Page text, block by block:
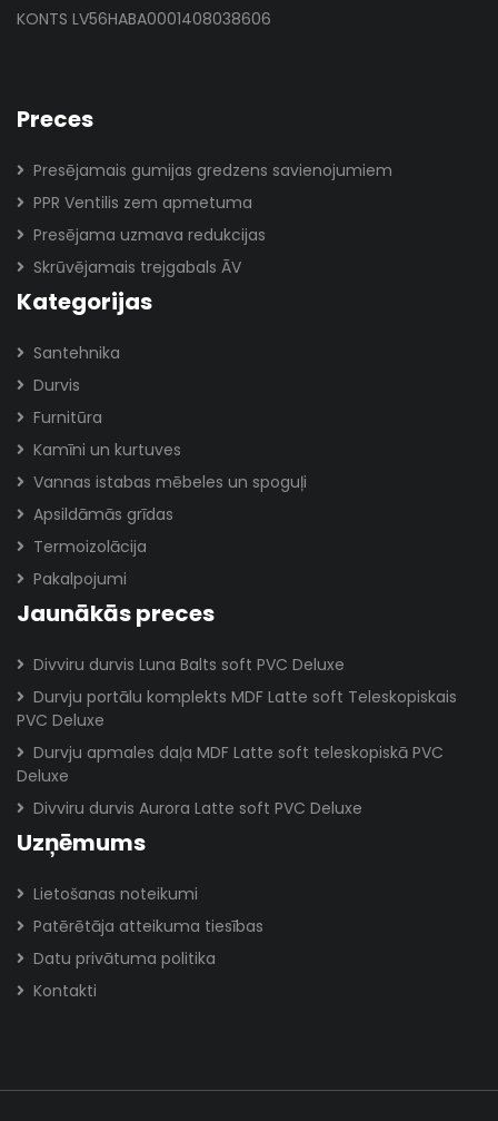
KONTS LV56HABA0001408038606
Preces
Presējamais gumijas gredzens savienojumiem
PPR Ventilis zem apmetuma
Presējama uzmava redukcijas
Skrūvējamais trejgabals ĀV
Kategorijas
Santehnika
Durvis
Furnitūra
Kamīni un kurtuves
Vannas istabas mēbeles un spoguļi
Apsildāmās grīdas
Termoizolācija
Pakalpojumi
Jaunākās preces
Divviru durvis Luna Balts soft PVC Deluxe
Durvju portālu komplekts MDF Latte soft Teleskopiskais
PVC Deluxe
Durvju apmales daļa MDF Latte soft teleskopiskā PVC
Deluxe
Divviru durvis Aurora Latte soft PVC Deluxe
Uzņēmums
Lietošanas noteikumi
Patērētāja atteikuma tiesības
Datu privātuma politika
Kontakti